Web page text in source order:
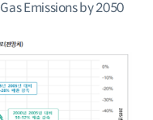
Emissions by 2050